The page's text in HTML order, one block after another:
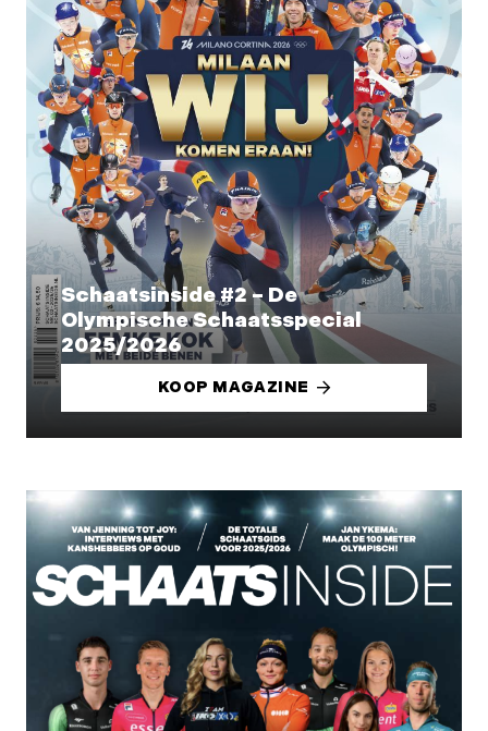
Schaatsinside #2 – De
Olympische Schaatsspecial
2025/2026
KOOP MAGAZINE